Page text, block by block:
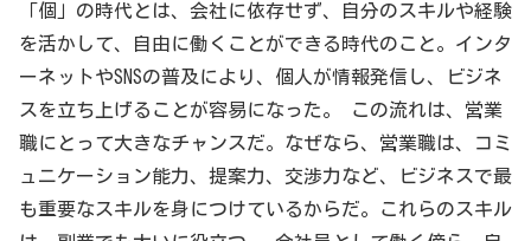
「個」の時代とは、会社に依存せず、自分のスキルや経験
を活かして、自由に働くことができる時代のこと。インタ
ーネットやSNSの普及により、個人が情報発信し、ビジネ
スを立ち上げることが容易になった。 この流れは、営業
職にとって大きなチャンスだ。なぜなら、営業職は、コミ
ュニケーション能力、提案力、交渉力など、ビジネスで最
も重要なスキルを身につけているからだ。これらのスキル